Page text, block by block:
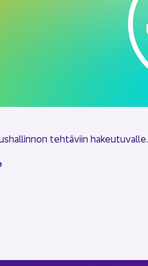
teh­tä­viin ha­keu­tu­val­le.